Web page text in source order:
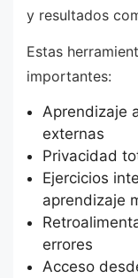
y resultados
Estas
importantes:
Aprendizaje
externas
Privacidad
Ejercicios
aprendizaje
errores
Acceso